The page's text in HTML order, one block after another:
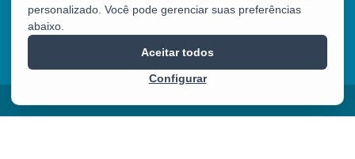
personalizado. Você pode gerenciar suas preferências
abaixo.
Configurar
Aceitar todos